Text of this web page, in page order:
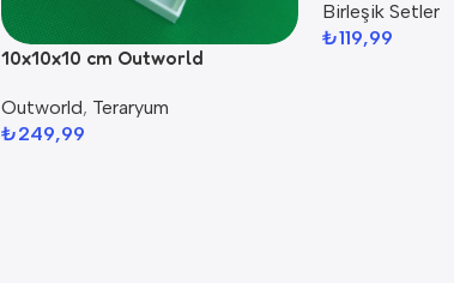
10x10x10 cm Outworld
Outworld, Teraryum
₺249,99
Birleşik Setler
₺119,99